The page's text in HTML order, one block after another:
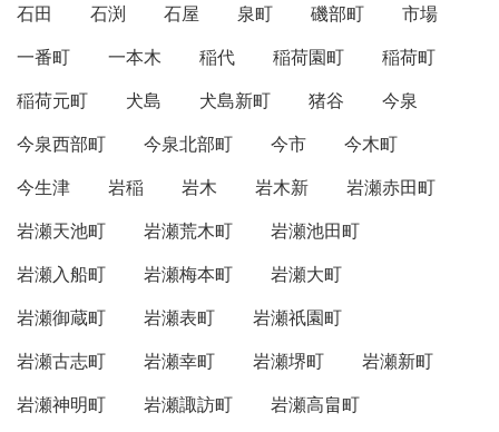
石田
石渕 石屋 泉町 磯部町
市場
一番町
一本木 稲代 稲荷園町
稲荷町
稲荷元町
犬島 犬島新町 猪谷
今泉
今泉西部町
今泉北部町 今市
今木町
今生津
岩稲 岩木 岩木新
岩瀬赤田町
岩瀬天池町
岩瀬荒木町
岩瀬池田町
岩瀬入船町
岩瀬梅本町
岩瀬大町
岩瀬御蔵町
岩瀬表町
岩瀬祇園町
岩瀬古志町
岩瀬幸町 岩瀬堺町
岩瀬新町
岩瀬神明町
岩瀬諏訪町
岩瀬高畠町